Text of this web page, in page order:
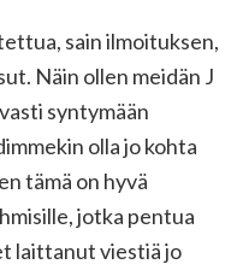
sain ilmoituksen,
Näin ollen meidän J
syntymään
olla jo kohta
tämä on hyvä
jotka pentua
laittanut viestiä jo